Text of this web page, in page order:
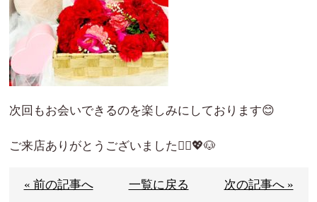
次回もお会いできるのを楽しみにしております😊
ご来店ありがとうございました🙇‍♀️💖🐶
« 前の記事へ 一覧に戻る 次の記事へ »